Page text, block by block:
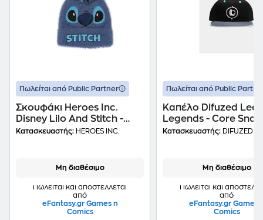
Πωλείται από Public Partner
Σκουφάκι Heroes Inc.
Disney Lilo And Stitch -
Μπλε
Κατασκευαστής: HEROES INC.
Μη διαθέσιμο
Πωλείται και αποστέλλεται
από
eFantasy.gr Games n
Comics
Πωλείται από Public
Καπέλο Difuzed
Legends - Core
Κατασκευαστής: DIFUZED
Μη διαθέσιμο
Πωλείται και
από
eFantasy.gr Games
Comics